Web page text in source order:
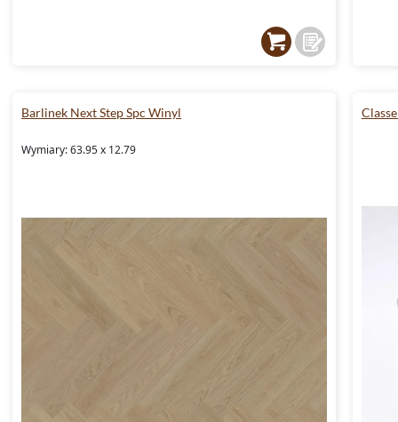
Barlinek Next Step Spc Winyl
Wymiary: 63.95 x 12.79